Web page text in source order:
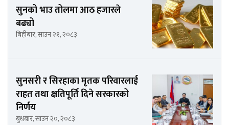
सुनको भाउ तोलमा आठ हजारले
बढ्यो
बिहीबार, साउन २१, २०८३
सुनसरी र सिरहाका मृतक परिवारलाई
राहत तथा क्षतिपूर्ति दिने सरकारको
निर्णय
बुधबार, साउन २०, २०८३